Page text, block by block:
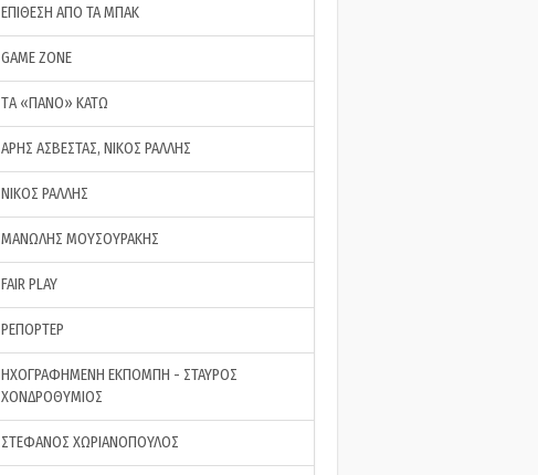
ΕΠΙΘΕΣΗ ΑΠΟ ΤΑ ΜΠΑΚ
GAME ZONE
ΤA «ΠΑΝΟ» ΚΑΤΩ
ΑΡΗΣ ΑΣΒΕΣΤΑΣ, ΝΙΚΟΣ ΡΑΛΛΗΣ
ΝΙΚΟΣ ΡΑΛΛΗΣ
ΜΑΝΩΛΗΣ ΜΟΥΣΟΥΡΑΚΗΣ
FAIR PLAY
ΡΕΠΟΡΤΕΡ
ΗΧΟΓΡΑΦΗΜΕΝΗ ΕΚΠΟΜΠΗ - ΣΤΑΥΡΟΣ
ΧΟΝΔΡΟΘΥΜΙΟΣ
ΣΤΕΦΑΝΟΣ ΧΩΡΙΑΝΟΠΟΥΛΟΣ